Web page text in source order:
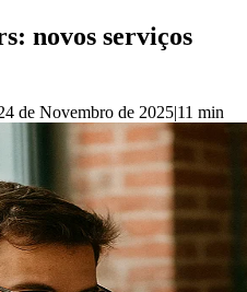
novos serviços
de Novembro de 2025|11 min